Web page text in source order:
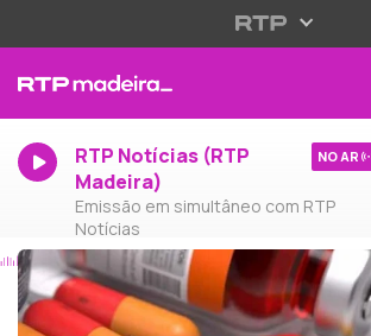
RTP Notícias (RTP
Madeira)
Emissão em simultâneo com RTP
Notícias
NO AR